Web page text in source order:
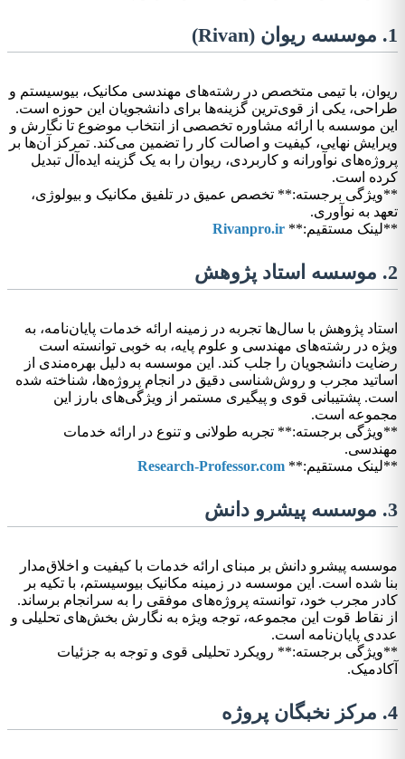
1. موسسه ریوان (Rivan)
ریوان، با تیمی متخصص در رشته‌های مهندسی مکانیک، بیوسیستم و
طراحی، یکی از قوی‌ترین گزینه‌ها برای دانشجویان این حوزه است.
این موسسه با ارائه مشاوره تخصصی از انتخاب موضوع تا نگارش و
ویرایش نهایی، کیفیت و اصالت کار را تضمین می‌کند. تمرکز آن‌ها بر
پروژه‌های نوآورانه و کاربردی، ریوان را به یک گزینه ایده‌آل تبدیل
کرده است.
**ویژگی برجسته:** تخصص عمیق در تلفیق مکانیک و بیولوژی،
تعهد به نوآوری.
**لینک مستقیم:** Rivanpro.ir
2. موسسه استاد پژوهش
استاد پژوهش با سال‌ها تجربه در زمینه ارائه خدمات پایان‌نامه، به
ویژه در رشته‌های مهندسی و علوم پایه، به خوبی توانسته است
رضایت دانشجویان را جلب کند. این موسسه به دلیل بهره‌مندی از
اساتید مجرب و روش‌شناسی دقیق در انجام پروژه‌ها، شناخته شده
است. پشتیبانی قوی و پیگیری مستمر از ویژگی‌های بارز این
مجموعه است.
**ویژگی برجسته:** تجربه طولانی و تنوع در ارائه خدمات
مهندسی.
**لینک مستقیم:** Research-Professor.com
3. موسسه پیشرو دانش
موسسه پیشرو دانش بر مبنای ارائه خدمات با کیفیت و اخلاق‌مدار
بنا شده است. این موسسه در زمینه مکانیک بیوسیستم، با تکیه بر
کادر مجرب خود، توانسته پروژه‌های موفقی را به سرانجام برساند.
از نقاط قوت این مجموعه، توجه ویژه به نگارش بخش‌های تحلیلی و
عددی پایان‌نامه است.
**ویژگی برجسته:** رویکرد تحلیلی قوی و توجه به جزئیات
آکادمیک.
4. مرکز نخبگان پروژه